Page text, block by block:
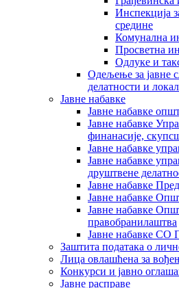
Инспекција
средине
Комунална
Просветна
Одлуке и
Одељење за јавне
делатности и
Јавне набавке
Јавне набавке
Јавне набавке
финанасије,
Јавне набавке
Јавне набавке
друштвене
Јавне набавке
Јавне набавке
Јавне набавке
правобранилаштва
Јавне набавке СО
Заштита података о
Лица овлашћена за
Конкурси и јавно
Јавне расправе